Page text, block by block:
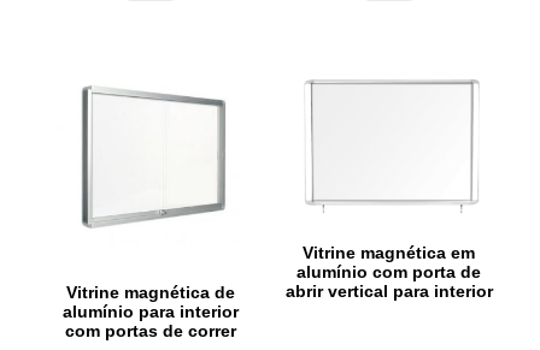
Vitrine magnética de
alumínio para interior
com portas de correr
Vitrine magnética em
alumínio com porta de
abrir vertical para interior